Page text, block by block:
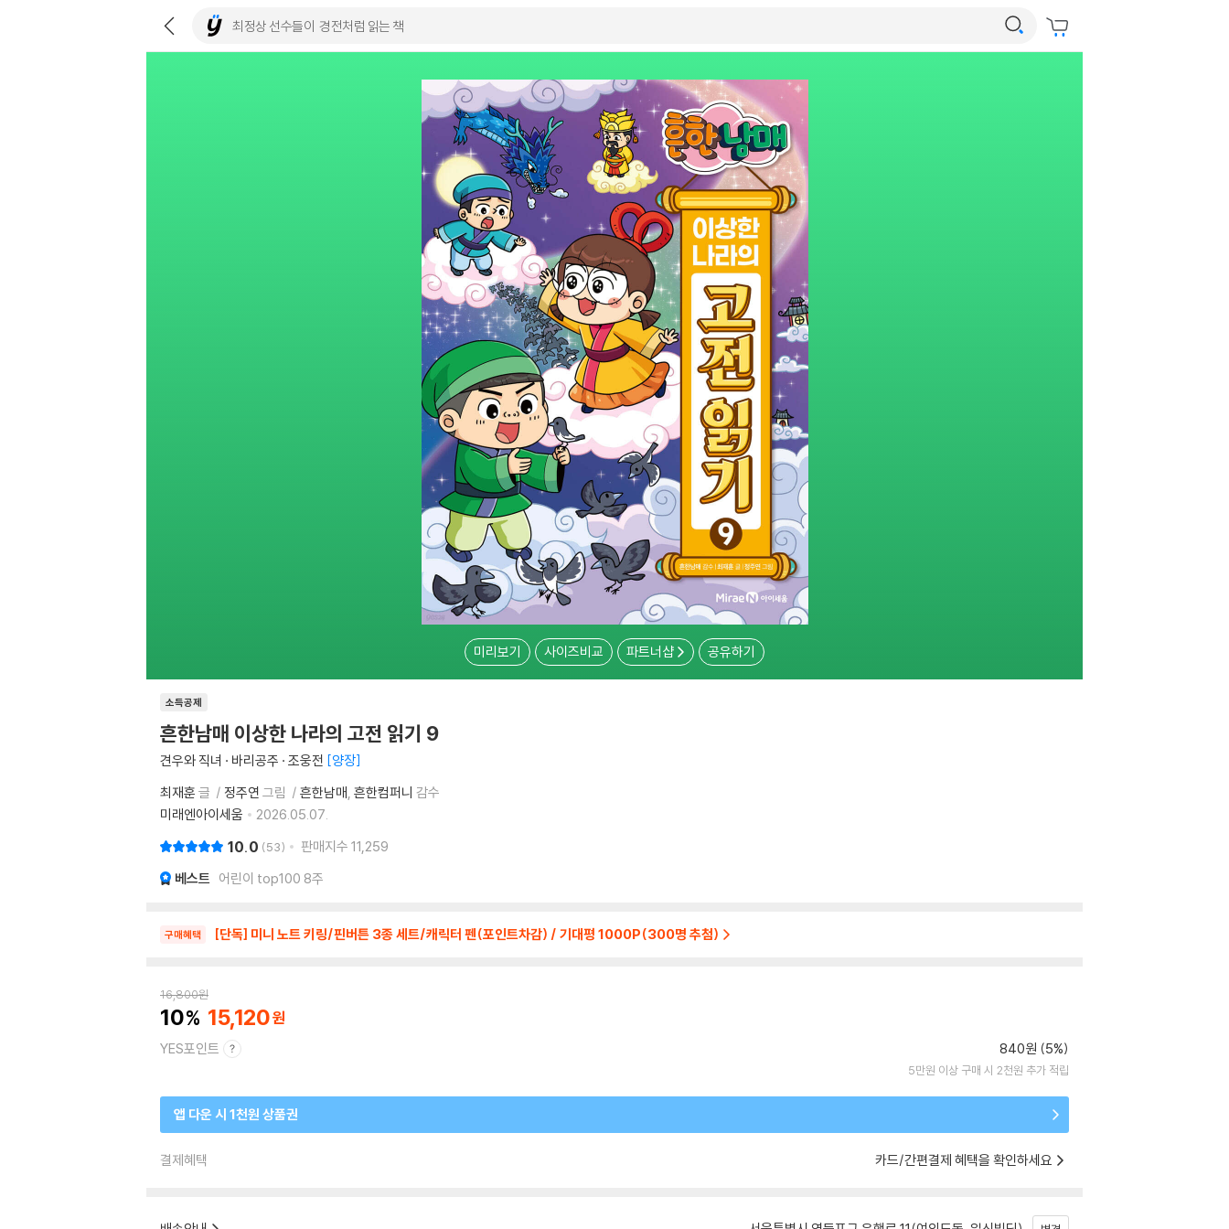
미리보기 사이즈비교 파트너샵 공유하기
소득공제
흔한남매 이상한 나라의 고전 읽기 9
견우와 직녀 · 바리공주 · 조웅전 양장
최재훈 글 정주연 그림 흔한남매 흔한컴퍼니 감수
미래엔아이세움
2026.05.07.
10.0 53 판매지수 11,259
베스트 어린이 top100 8주
구매혜택 [단독] 미니 노트 키링/핀버튼 3종 세트/캐릭터 펜(포인트차감) / 기대평 1000P(300명 추첨)
16,800원
10 15,120
YES포인트 840원 (5%)
5만원 이상 구매 시 2천원 추가 적립
앱 다운 시 1천원 상품권
결제혜택 카드/간편결제 혜택을 확인하세요